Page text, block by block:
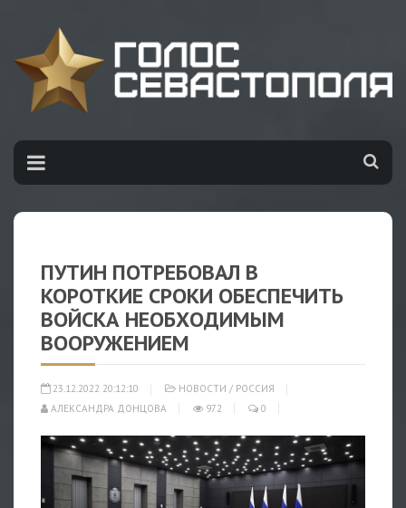
ПУТИН ПОТРЕБОВАЛ В
КОРОТКИЕ СРОКИ ОБЕСПЕЧИТЬ
ВОЙСКА НЕОБХОДИМЫМ
ВООРУЖЕНИЕМ
23.12.2022 20:12:10 НОВОСТИ / РОССИЯ
АЛЕКСАНДРА ДОНЦОВА
972 0